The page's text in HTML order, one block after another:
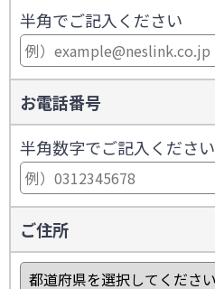
半角でご記入ください
お電話番号
半角数字でご記入ください
ご住所